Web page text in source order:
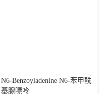
N6-Benzoyladenine N6-苯甲酰
基腺嘌呤